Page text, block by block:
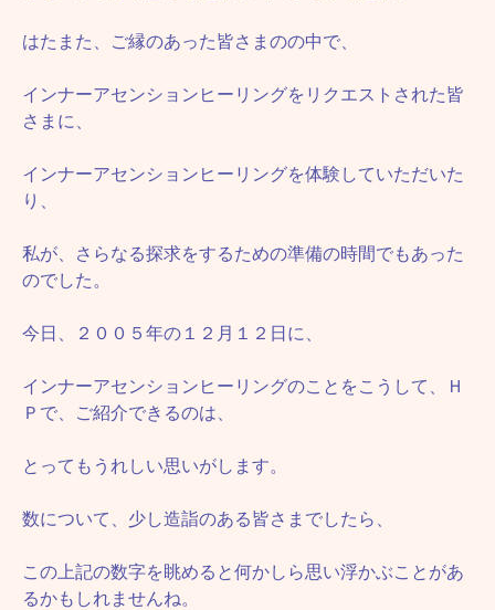
はたまた、ご縁のあった皆さまのの中で、
インナーアセンションヒーリングをリクエストされた皆
さまに、
インナーアセンションヒーリングを体験していただいた
り、
私が、さらなる探求をするための準備の時間でもあった
のでした。
今日、２００５年の１２月１２日に、
インナーアセンションヒーリングのことをこうして、Ｈ
Ｐで、ご紹介できるのは、
とってもうれしい思いがします。
数について、少し造詣のある皆さまでしたら、
この上記の数字を眺めると何かしら思い浮かぶことがあ
るかもしれませんね。